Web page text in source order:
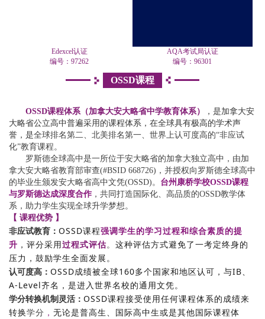
Edexcel认证
编号： 97262
AQA考试局认证
编号：96301
OSSD课程
OSSD课程体系（加拿大安大略省中学教育体系）
，是加拿大安
大略省公立高中普遍采用的课程体系，在全球具有极高的学术声
誉，是全球排名第二、北美排名第一、世界上认可度高的“非应试
化”教育课程 。
罗斯德全球高中是一所位于安大略省的加拿大独立高中，由加
拿大安大略省教育部审查(#BSID 668726)，并授权向罗斯德全球高中
的毕业生颁发安大略省高中文凭(OSSD)。 台州康桥学校OSSD课程
与罗斯德达成深度合作 ，共同打造国际化、高品质的OSSD教学体
系，助力学生实现全球升学梦想。
【 课程优势 】
非应试教育： OSSD课程强调学生的学习过程和综合素质的提
升 ，评分采用过程式评估。 这种评估方式避免了一考定终身的
压力，鼓励学生全面发展。
认可度高： OSSD成绩被全球160多个国家和地区认可，与IB、
A-Level齐名，是进入世界名校的通用文凭。
学分转换机制灵活： OSSD课程接受使用任何课程体系的成绩来
转换学分 ， 无论是普高生、国际高中生或是其他国际课程体